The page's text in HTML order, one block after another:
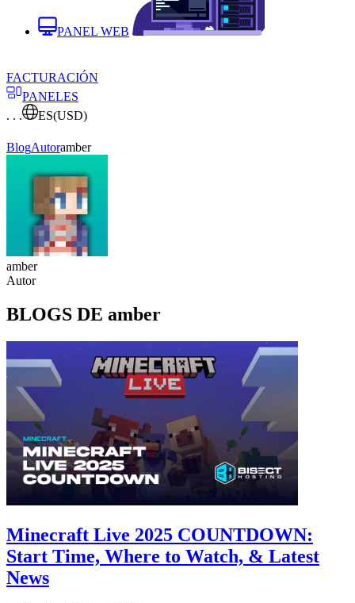
PANEL WEB
FACTURACIÓN
PANELES
. . .
ES(USD)
BlogAutoramber
amber
Autor
BLOGS DE amber
Minecraft Live 2025 COUNTDOWN:
Start Time, Where to Watch, & Latest
News